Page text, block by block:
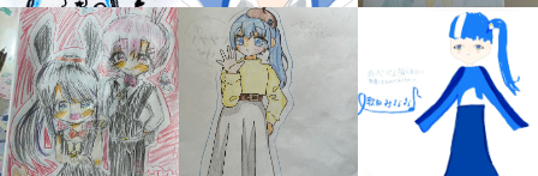
いろんな動画が
見られる